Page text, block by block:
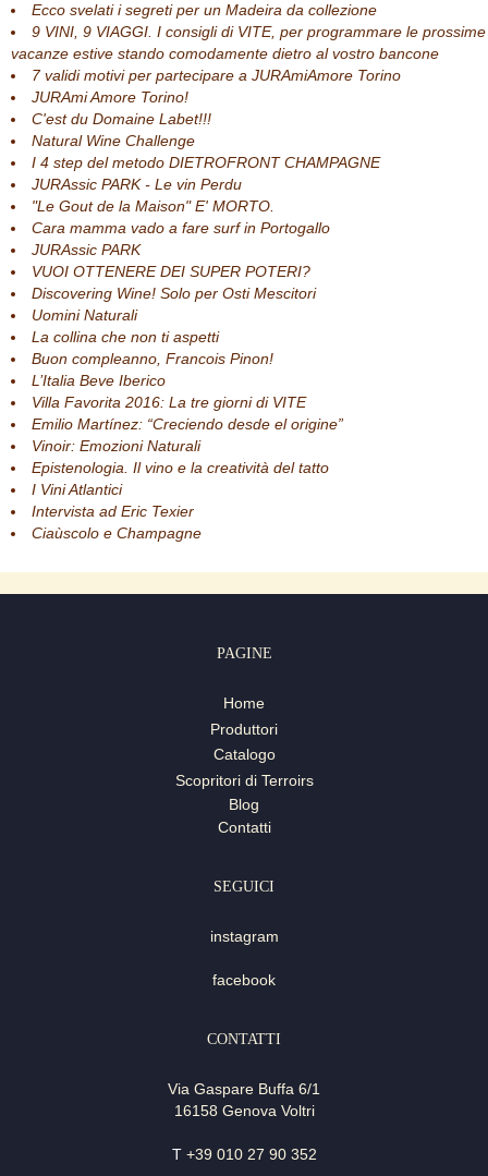
Ecco svelati i segreti per un Madeira da collezione
9 VINI, 9 VIAGGI. I consigli di VITE, per programmare le prossime
vacanze estive stando comodamente dietro al vostro bancone
7 validi motivi per partecipare a JURAmiAmore Torino
JURAmi Amore Torino!
C'est du Domaine Labet!!!
Natural Wine Challenge
I 4 step del metodo DIETROFRONT CHAMPAGNE
JURAssic PARK - Le vin Perdu
"Le Gout de la Maison" E' MORTO.
Cara mamma vado a fare surf in Portogallo
JURAssic PARK
VUOI OTTENERE DEI SUPER POTERI?
Discovering Wine! Solo per Osti Mescitori
Uomini Naturali
La collina che non ti aspetti
Buon compleanno, Francois Pinon!
L’Italia Beve Iberico
Villa Favorita 2016: La tre giorni di VITE
Emilio Martínez: “Creciendo desde el origine”
Vinoir: Emozioni Naturali
Epistenologia. Il vino e la creatività del tatto
I Vini Atlantici
Intervista ad Eric Texier
Ciaùscolo e Champagne
PAGINE
Home
Produttori
Catalogo
Scopritori di Terroirs
Blog
Contatti
SEGUICI
instagram
facebook
CONTATTI
Via Gaspare Buffa 6/1
16158 Genova Voltri
T +39 010 27 90 352